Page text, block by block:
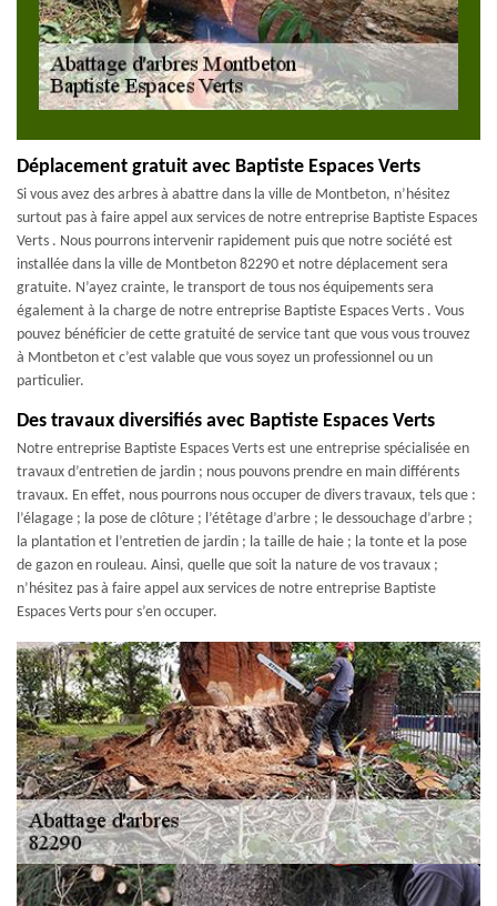
Déplacement gratuit avec Baptiste Espaces Verts
Si vous avez des arbres à abattre dans la ville de Montbeton, n’hésitez
surtout pas à faire appel aux services de notre entreprise Baptiste Espaces
Verts . Nous pourrons intervenir rapidement puis que notre société est
installée dans la ville de Montbeton 82290 et notre déplacement sera
gratuite. N’ayez crainte, le transport de tous nos équipements sera
également à la charge de notre entreprise Baptiste Espaces Verts . Vous
pouvez bénéficier de cette gratuité de service tant que vous vous trouvez
à Montbeton et c’est valable que vous soyez un professionnel ou un
particulier.
Des travaux diversifiés avec Baptiste Espaces Verts
Notre entreprise Baptiste Espaces Verts est une entreprise spécialisée en
travaux d’entretien de jardin ; nous pouvons prendre en main différents
travaux. En effet, nous pourrons nous occuper de divers travaux, tels que :
l’élagage ; la pose de clôture ; l’étêtage d’arbre ; le dessouchage d’arbre ;
la plantation et l’entretien de jardin ; la taille de haie ; la tonte et la pose
de gazon en rouleau. Ainsi, quelle que soit la nature de vos travaux ;
n’hésitez pas à faire appel aux services de notre entreprise Baptiste
Espaces Verts pour s’en occuper.